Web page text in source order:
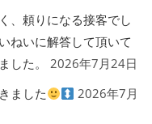
、頼りになる接客でし
ねいに解答して頂いて
した。
2026年7月24日
ました
2026年7月